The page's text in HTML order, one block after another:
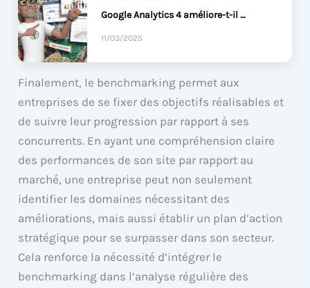
Google Analytics 4 améliore-t-il vos campagnes App ?
11/03/2025
Finalement, le benchmarking permet aux
entreprises de se fixer des objectifs réalisables et
de suivre leur progression par rapport à ses
concurrents. En ayant une compréhension claire
des performances de son site par rapport au
marché, une entreprise peut non seulement
identifier les domaines nécessitant des
améliorations, mais aussi établir un plan d’action
stratégique pour se surpasser dans son secteur.
Cela renforce la nécessité d’intégrer le
benchmarking dans l’analyse régulière des